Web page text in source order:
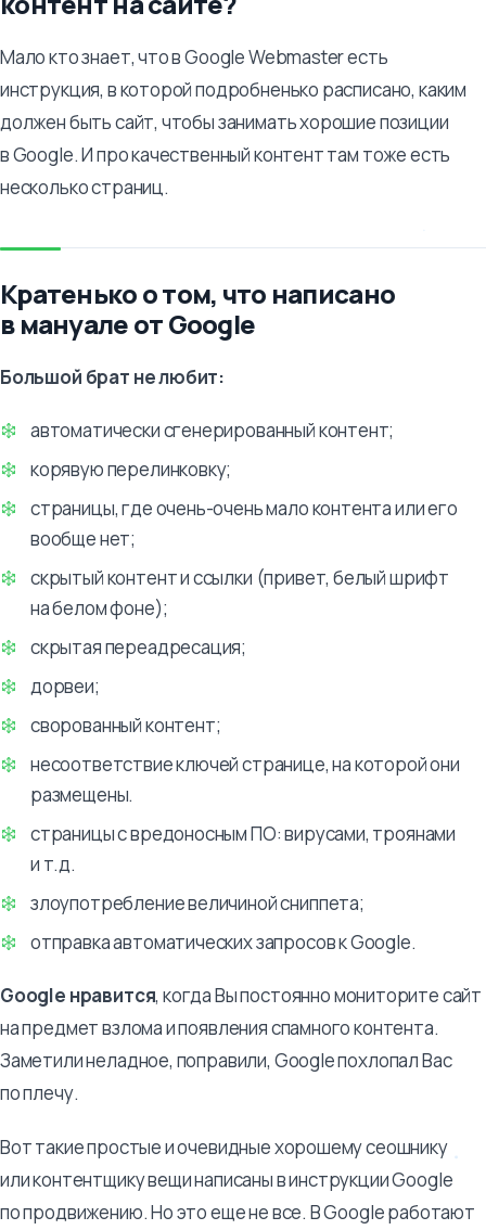
Мало кто знает, что в Google Webmaster есть
инструкция, в которой подробненько расписано, каким
должен быть сайт, чтобы занимать хорошие позиции
в Google. И про качественный контент там тоже есть
несколько страниц.
Кратенько о том, что написано
в мануале от Google
Большой брат не любит:
автоматически сгенерированный контент;
корявую перелинковку;
страницы, где очень-очень мало контента или его
вообще нет;
скрытый контент и ссылки (привет, белый шрифт
на белом фоне);
скрытая переадресация;
дорвеи;
сворованный контент;
несоответствие ключей странице, на которой они
размещены.
страницы с вредоносным ПО: вирусами, троянами
и т.д.
злоупотребление величиной сниппета;
отправка автоматических запросов к Google.
Google нравится, когда Вы постоянно мониторите сайт
на предмет взлома и появления спамного контента.
Заметили неладное, поправили, Google похлопал Вас
по плечу.
Вот такие простые и очевидные хорошему сеошнику
или контентщику вещи написаны в инструкции Google
по продвижению. Но это еще не все. В Google работают